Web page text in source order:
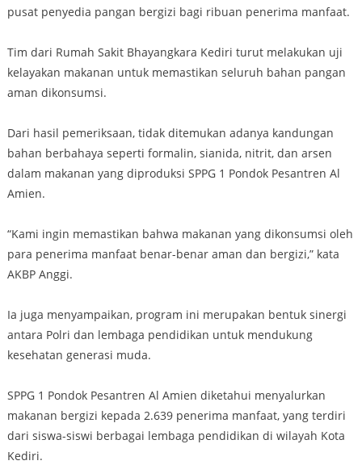
pusat penyedia pangan bergizi bagi ribuan penerima manfaat.
Tim dari Rumah Sakit Bhayangkara Kediri turut melakukan uji
kelayakan makanan untuk memastikan seluruh bahan pangan
aman dikonsumsi.
Dari hasil pemeriksaan, tidak ditemukan adanya kandungan
bahan berbahaya seperti formalin, sianida, nitrit, dan arsen
dalam makanan yang diproduksi SPPG 1 Pondok Pesantren Al
Amien.
“Kami ingin memastikan bahwa makanan yang dikonsumsi oleh
para penerima manfaat benar-benar aman dan bergizi,” kata
AKBP Anggi.
Ia juga menyampaikan, program ini merupakan bentuk sinergi
antara Polri dan lembaga pendidikan untuk mendukung
kesehatan generasi muda.
SPPG 1 Pondok Pesantren Al Amien diketahui menyalurkan
makanan bergizi kepada 2.639 penerima manfaat, yang terdiri
dari siswa-siswi berbagai lembaga pendidikan di wilayah Kota
Kediri.